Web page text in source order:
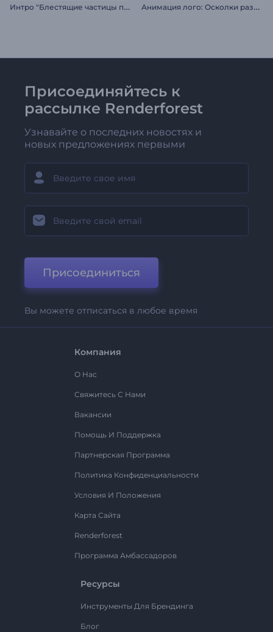
И
нтро "Блестящие частицы пламени" А
нимация лого: Осколки разбитого стекла
Присоединяйтесь к
рассылке Renderforest
Узнавайте о последних новостях и
новых предложениях первыми
Присоединиться
Вы можете отписаться в любое время
Компания
О Нас
Свяжитесь С Нами
Вакансии
Помощь И Поддержка
Партнерская Программа
Политика Конфиденциальности
Условия И Положения
Карта Сайта
Renderforest
Программа Амбассадоров
Ресурсы
Инструменты Для Брендинга
Блог